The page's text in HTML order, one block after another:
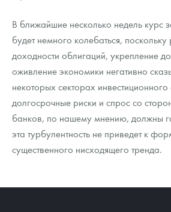
В ближайшие несколько недель курс
будет немного колебаться,
доходности облигаций, укрепление
оживление экономики негативно
некоторых секторах
долгосрочные риски и спрос со
банков, по нашему мнению, должны
эта турбулентность не приведет к
существенного нисходящего тренда.